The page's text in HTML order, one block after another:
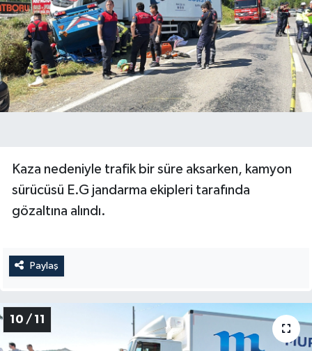
Kaza nedeniyle trafik bir süre aksarken, kamyon
sürücüsü E.G jandarma ekipleri tarafında
gözaltına alındı.
Paylaş
10 / 11